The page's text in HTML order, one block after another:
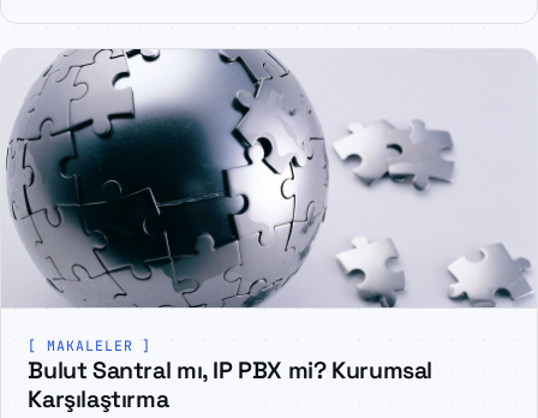
MAKALELER
Bulut Santral mı, IP PBX mi? Kurumsal
Karşılaştırma